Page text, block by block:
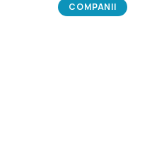
COMPANII